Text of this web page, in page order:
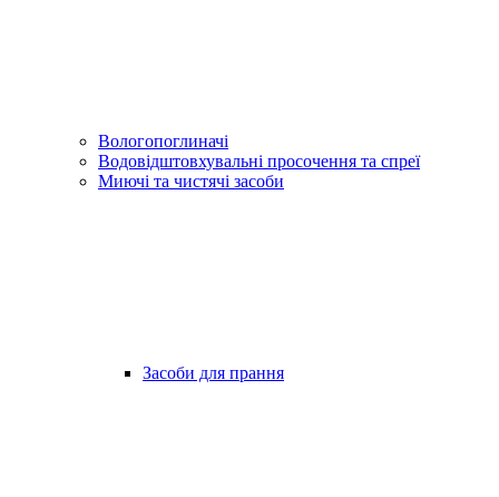
Вологопоглиначі
Водовідштовхувальні просочення та спреї
Миючі та чистячі засоби
Засоби для прання